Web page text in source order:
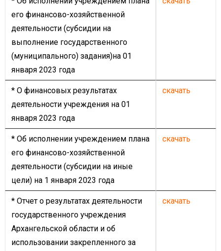
его финансово-хозяйственной
деятельности (субсидии на
выполнение государственного
(муниципального) задания)на 01
января 2023 года
* О финансовых результатах
деятельности учреждения на 01
января 2023 года
скачать
* Об исполнении учреждением плана
его финансово-хозяйственной
деятельности (субсидии на иные
цели) на 1 января 2023 года
скачать
* Отчет о результатах деятельности
государственного учреждения
Архангельской области и об
использовании закрепленного за
скачать